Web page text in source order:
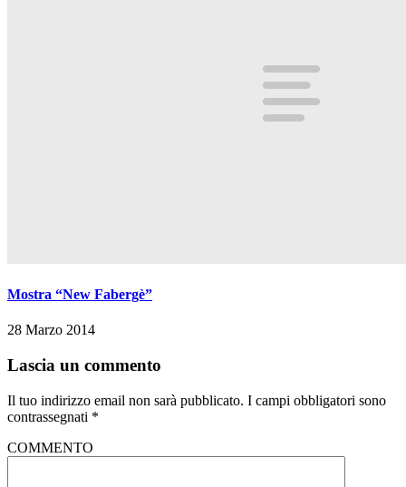
Mostra “New Fabergè”
28 Marzo 2014
Lascia un commento
Il tuo indirizzo email non sarà pubblicato. I campi obbligatori sono
contrassegnati *
COMMENTO